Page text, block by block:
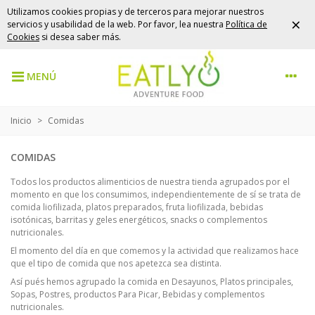
Utilizamos cookies propias y de terceros para mejorar nuestros
servicios y usabilidad de la web. Por favor, lea nuestra Política de
Cookies si desea saber más.
×
MENÚ
Inicio > Comidas
COMIDAS
Todos los productos alimenticios de nuestra tienda agrupados por el
momento en que los consumimos, independientemente de sí se trata de
comida liofilizada, platos preparados, fruta liofilizada, bebidas
isotónicas, barritas y geles energéticos, snacks o complementos
nutricionales.
El momento del día en que comemos y la actividad que realizamos hace
que el tipo de comida que nos apetezca sea distinta.
Así pués hemos agrupado la comida en Desayunos, Platos principales,
Sopas, Postres, productos Para Picar, Bebidas y complementos
nutricionales.